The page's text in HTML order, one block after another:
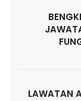
LAWATAN